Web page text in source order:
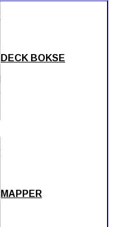
DECK BOKSE
MAPPER